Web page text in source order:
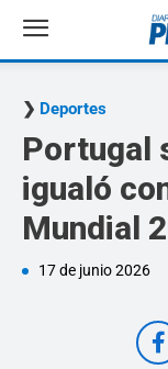
Deportes
Portugal
igualó
Mundial
17 de junio 2026